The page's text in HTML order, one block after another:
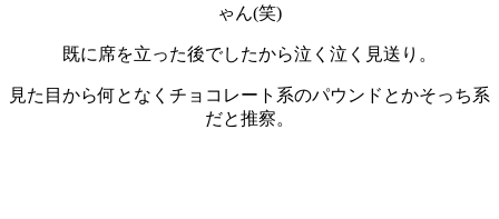
ゃん(笑)
既に席を立った後でしたから泣く泣く見送り。
見た目から何となくチョコレート系のパウンドとかそっち系
だと推察。